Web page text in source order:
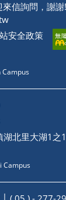
信詢問，謝謝!
安全政策
Campus
湖北里大湖1之
Campus